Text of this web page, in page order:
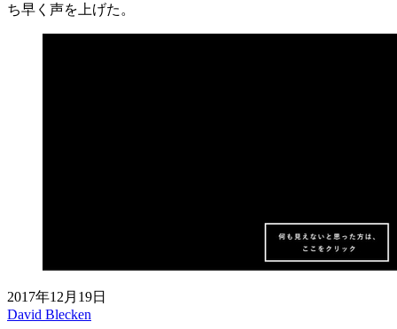
ち早く声を上げた。
2017年12月19日
David Blecken